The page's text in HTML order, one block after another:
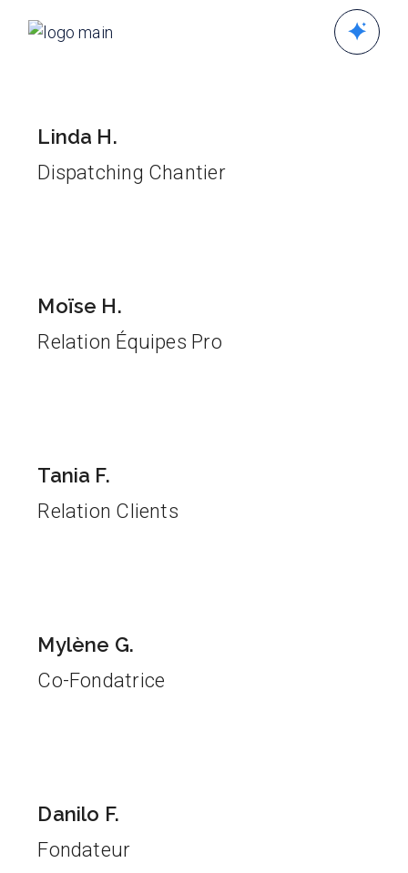
Linda H.
Dispatching Chantier
Moïse H.
Relation Équipes Pro
Tania F.
Relation Clients
Mylène G.
Co-Fondatrice
Danilo F.
Fondateur